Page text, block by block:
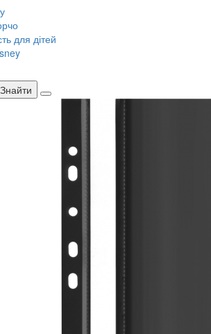
для дітей
Знайти